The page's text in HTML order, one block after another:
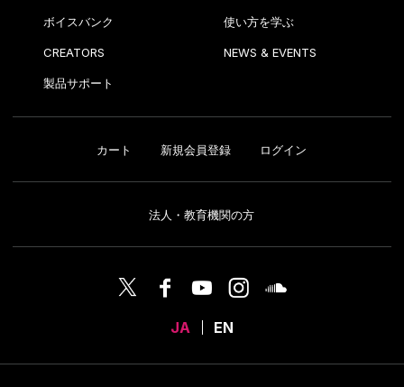
ボイスバンク 使い方を学ぶ
CREATORS NEWS & EVENTS
製品サポート
カート 新規会員登録 ログイン
法人・教育機関の方
JA EN